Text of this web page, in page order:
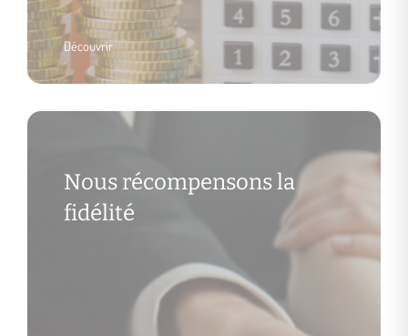
Découvrir
Nous récompensons la
fidélité